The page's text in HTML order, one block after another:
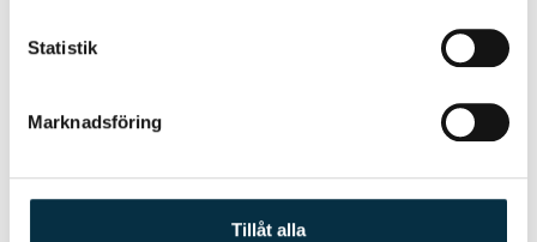
Statistik
Marknadsföring
Tillåt alla